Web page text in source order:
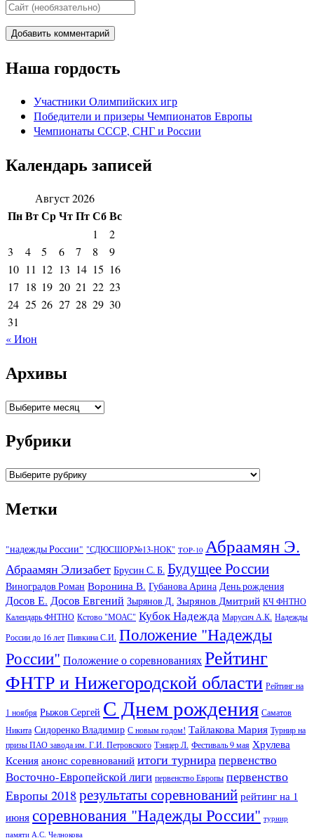
Наша гордость
Участники Олимпийских игр
Победители и призеры Чемпионатов Европы
Чемпионаты СССР, СНГ и Росcии
Календарь записей
Август 2026
ПнВтСрЧтПтСбВс
1
2
3
4 5 6 7 8
9
10 11 12 13 14 15 16
17 18 19 20 21 22 23
24 25 26 27 28 29 30
31
« Июн
Архивы
Архивы
Рубрики
Рубрики
Метки
"надежды России" "СДЮСШОР№13-НОК" TOP-10 Абраамян Э.
Абраамян Элизабет Брусин С. Б. Будущее России
Виноградов Роман Воронина В. Губанова Арина День рождения
Досов Е. Досов Евгений Зырянов Д. Зырянов Дмитрий КЧ ФНТНО
Календарь ФНТНО Кстово "МОАС" Кубок Надежда Марусич А.К. Надежды
России до 16 лет Пивкина С.И. Положение "Надежды
России" Положение о соревнованияхРейтинг
ФНТР и Нижегородской области Рейтинг на
1 ноября Рыжов Сергей С Днем рождения Саматов
Никита Сидоренко Владимир С новым годом! Тайлакова Мария Турнир на
призы ПАО завода им. Г.И. Петровского Тэнцер Л. Фестиваль 9 мая Хрулева
Ксения анонс соревнований итоги турнирапервенство
Восточно-Европейской лиги первенство Европы первенство
Европы 2018 результаты соревнований рейтинг на 1
июня соревнования "Надежды России" турнир
памяти А.С. Челнокова